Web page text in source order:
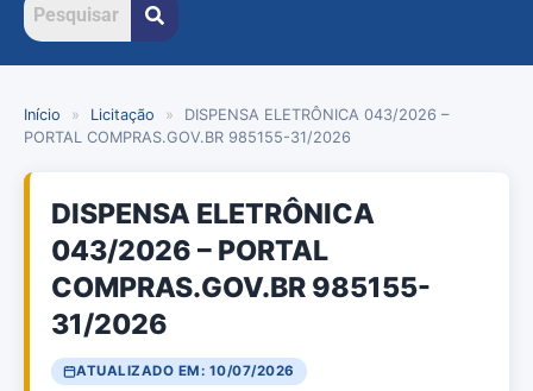
Início » Licitação »
DISPENSA ELETRÔNICA 043/2026 –
PORTAL COMPRAS.GOV.BR 985155-31/2026
DISPENSA ELETRÔNICA
043/2026 – PORTAL
COMPRAS.GOV.BR 985155-
31/2026
ATUALIZADO EM: 10/07/2026